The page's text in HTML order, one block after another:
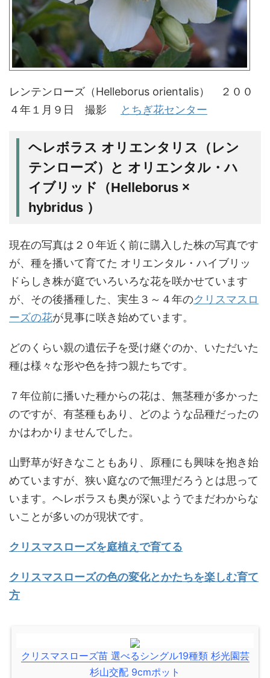
レンテンローズ（Helleborus orientalis） ２００
４年１月９日 撮影
とちぎ花センター
ヘレボラス オリエンタリス（レン
テンローズ）と オリエンタル・ハ
イブリッド（Helleborus ×
hybridus ）
現在の写真は２０年近く前に購入した株の写真です
が、種を播いて育てた オリエンタル・ハイブリッ
ドらしき株が庭でいろいろな花を咲かせています
が、その後播種した、実生３～４年のクリスマスロ
ーズの花が見事に咲き始めています。
どのくらい親の遺伝子を受け継ぐのか、いただいた
種は様々な形や色を持つ親たちです。
７年位前に播いた種からの花は、無茎種が多かった
のですが、有茎種もあり、どのような品種だったの
かはわかりませんでした。
山野草が好きなこともあり、原種にも興味を抱き始
めていますが、狭い庭なので無理だろうとは思って
います。ヘレボラスも奥が深いようでまだわからな
いことが多いのが現状です。
クリスマスローズを庭植えで育てる
クリスマスローズの色の変化とかたちを楽しむ育て
方
クリスマスローズ苗 選べるシングル19種類 杉光園芸
杉山交配 9cmポット